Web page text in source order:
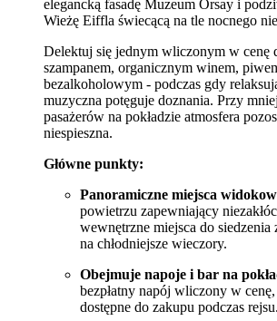
elegancką fasadę Muzeum Orsay i
Wieżę Eiffla świecącą na tle nocnego
Delektuj się jednym wliczonym w cenę
szampanem, organicznym winem,
bezalkoholowym - podczas gdy
muzyczna potęguje doznania. Przy
pasażerów na pokładzie atmosfera
niespieszna.
Główne punkty:
Panoramiczne miejsca
powietrzu zapewniający
wewnętrzne miejsca do
na chłodniejsze wieczory.
Obejmuje napoje i bar na
bezpłatny napój wliczony w
dostępne do zakupu podczas rejsu.